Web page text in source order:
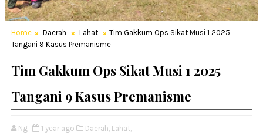
Home Daerah Lahat
Tim Gakkum Ops Sikat Musi 1 2025
Tangani 9 Kasus Premanisme
Tim Gakkum Ops Sikat Musi 1 2025
Tangani 9 Kasus Premanisme
Ng 1 year ago Daerah, Lahat,